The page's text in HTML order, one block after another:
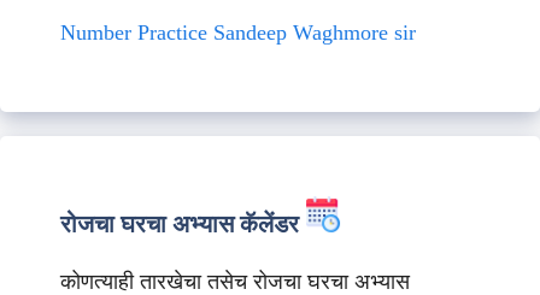
Number Practice Sandeep Waghmore sir
रोजचा घरचा अभ्यास कॅलेंडर
कोणत्याही तारखेचा तसेच रोजचा घरचा अभ्यास